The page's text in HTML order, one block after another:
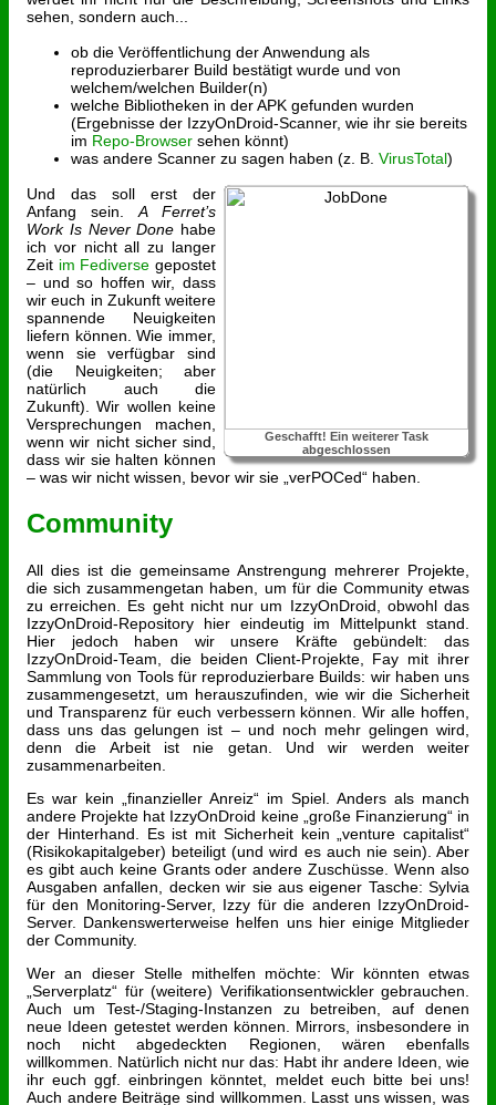
sehen, sondern auch...
ob die Veröffentlichung der Anwendung als
reproduzierbarer Build bestätigt wurde und von
welchem/welchen Builder(n)
welche Bibliotheken in der APK gefunden wurden
(Ergebnisse der IzzyOnDroid-Scanner, wie ihr sie bereits
im Repo-Browser sehen könnt)
was andere Scanner zu sagen haben (z. B. VirusTotal)
Geschafft! Ein weiterer Task
abgeschlossen
Und das soll erst der
Anfang sein. A Ferret’s
Work Is Never Done habe
ich vor nicht all zu langer
Zeit im Fediverse gepostet
– und so hoffen wir, dass
wir euch in Zukunft weitere
spannende Neuigkeiten
liefern können. Wie immer,
wenn sie verfügbar sind
(die Neuigkeiten; aber
natürlich auch die
Zukunft). Wir wollen keine
Versprechungen machen,
wenn wir nicht sicher sind,
dass wir sie halten können
– was wir nicht wissen, bevor wir sie „verPOCed“ haben.
Community
All dies ist die gemeinsame Anstrengung mehrerer Projekte,
die sich zusammengetan haben, um für die Community etwas
zu erreichen. Es geht nicht nur um IzzyOnDroid, obwohl das
IzzyOnDroid-Repository hier eindeutig im Mittelpunkt stand.
Hier jedoch haben wir unsere Kräfte gebündelt: das
IzzyOnDroid-Team, die beiden Client-Projekte, Fay mit ihrer
Sammlung von Tools für reproduzierbare Builds: wir haben uns
zusammengesetzt, um herauszufinden, wie wir die Sicherheit
und Transparenz für euch verbessern können. Wir alle hoffen,
dass uns das gelungen ist – und noch mehr gelingen wird,
denn die Arbeit ist nie getan. Und wir werden weiter
zusammenarbeiten.
Es war kein „finanzieller Anreiz“ im Spiel. Anders als manch
andere Projekte hat IzzyOnDroid keine „große Finanzierung“ in
der Hinterhand. Es ist mit Sicherheit kein „venture capitalist“
(Risikokapitalgeber) beteiligt (und wird es auch nie sein). Aber
es gibt auch keine Grants oder andere Zuschüsse. Wenn also
Ausgaben anfallen, decken wir sie aus eigener Tasche: Sylvia
für den Monitoring-Server, Izzy für die anderen IzzyOnDroid-
Server. Dankenswerterweise helfen uns hier einige Mitglieder
der Community.
Wer an dieser Stelle mithelfen möchte: Wir könnten etwas
„Serverplatz“ für (weitere) Verifikationsentwickler gebrauchen.
Auch um Test-/Staging-Instanzen zu betreiben, auf denen
neue Ideen getestet werden können. Mirrors, insbesondere in
noch nicht abgedeckten Regionen, wären ebenfalls
willkommen. Natürlich nicht nur das: Habt ihr andere Ideen, wie
ihr euch ggf. einbringen könntet, meldet euch bitte bei uns!
Auch andere Beiträge sind willkommen. Lasst uns wissen, was